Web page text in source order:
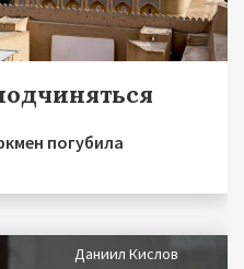
погубила
Даниил Кислов